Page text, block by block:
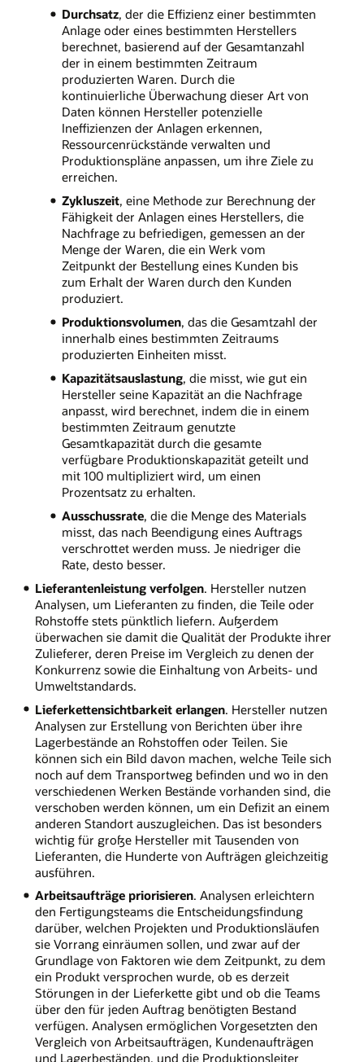
Durchsatz, der die Effizienz einer bestimmten
Anlage oder eines bestimmten Herstellers
berechnet, basierend auf der Gesamtanzahl
der in einem bestimmten Zeitraum
produzierten Waren. Durch die
kontinuierliche Überwachung dieser Art von
Daten können Hersteller potenzielle
Ineffizienzen der Anlagen erkennen,
Ressourcenrückstände verwalten und
Produktionspläne anpassen, um ihre Ziele zu
erreichen.
Zykluszeit, eine Methode zur Berechnung der
Fähigkeit der Anlagen eines Herstellers, die
Nachfrage zu befriedigen, gemessen an der
Menge der Waren, die ein Werk vom
Zeitpunkt der Bestellung eines Kunden bis
zum Erhalt der Waren durch den Kunden
produziert.
Produktionsvolumen, das die Gesamtzahl der
innerhalb eines bestimmten Zeitraums
produzierten Einheiten misst.
Kapazitätsauslastung, die misst, wie gut ein
Hersteller seine Kapazität an die Nachfrage
anpasst, wird berechnet, indem die in einem
bestimmten Zeitraum genutzte
Gesamtkapazität durch die gesamte
verfügbare Produktionskapazität geteilt und
mit 100 multipliziert wird, um einen
Prozentsatz zu erhalten.
Ausschussrate, die die Menge des Materials
misst, das nach Beendigung eines Auftrags
verschrottet werden muss. Je niedriger die
Rate, desto besser.
Lieferantenleistung verfolgen. Hersteller nutzen
Analysen, um Lieferanten zu finden, die Teile oder
Rohstoffe stets pünktlich liefern. Außerdem
überwachen sie damit die Qualität der Produkte ihrer
Zulieferer, deren Preise im Vergleich zu denen der
Konkurrenz sowie die Einhaltung von Arbeits- und
Umweltstandards.
Lieferkettensichtbarkeit erlangen. Hersteller nutzen
Analysen zur Erstellung von Berichten über ihre
Lagerbestände an Rohstoffen oder Teilen. Sie
können sich ein Bild davon machen, welche Teile sich
noch auf dem Transportweg befinden und wo in den
verschiedenen Werken Bestände vorhanden sind, die
verschoben werden können, um ein Defizit an einem
anderen Standort auszugleichen. Das ist besonders
wichtig für große Hersteller mit Tausenden von
Lieferanten, die Hunderte von Aufträgen gleichzeitig
ausführen.
Arbeitsaufträge priorisieren. Analysen erleichtern
den Fertigungsteams die Entscheidungsfindung
darüber, welchen Projekten und Produktionsläufen
sie Vorrang einräumen sollen, und zwar auf der
Grundlage von Faktoren wie dem Zeitpunkt, zu dem
ein Produkt versprochen wurde, ob es derzeit
Störungen in der Lieferkette gibt und ob die Teams
über den für jeden Auftrag benötigten Bestand
verfügen. Analysen ermöglichen Vorgesetzten den
Vergleich von Arbeitsaufträgen, Kundenaufträgen
und Lagerbeständen, und die Produktionsleiter